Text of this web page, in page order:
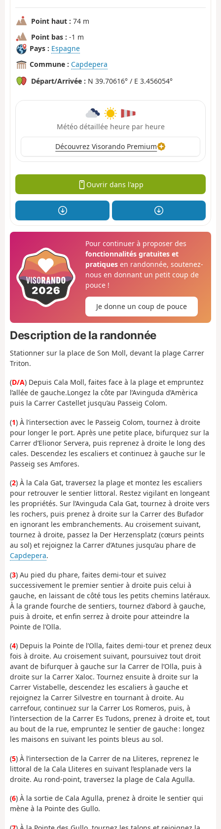
Point haut : 74 m
Point bas : -1 m
Pays : Espagne
Commune : Capdepera
Départ/Arrivée : N 39.70616° / E 3.456054°
Météo détaillée heure par heure
Découvrez Visorando Premium
Ouvrir dans l'app
Pour continuer à proposer des
fonctionnalités gratuites et
pratiquesen randonnée, soutenez-
nous en donnant un petit coup de
pouce !
Je donne un coup de pouce
Description de la randonnée
Stationner sur la place de Son Moll, devant la plage Carrer
Triton.
(D/A) Depuis Cala Moll, faites face à la plage et empruntez
l’allée de gauche.Longez la côte par l’Avinguda d’Amèrica
puis la Carrer Castellet jusqu’au Passeig Colom.
(1) À l’intersection avec le Passeig Colom, tournez à droite
pour longer le port. Après une petite place, bifurquez sur la
Carrer d’Elionor Servera, puis reprenez à droite le long des
cales. Descendez les escaliers et continuez à gauche sur le
Passeig ses Amfores.
(2) À la Cala Gat, traversez la plage et montez les escaliers
pour retrouver le sentier littoral. Restez vigilant en longeant
les propriétés. Sur l’Avinguda Cala Gat, tournez à droite vers
les rochers, puis prenez à droite sur la Carrer des Bufador
en ignorant les embranchements. Au croisement suivant,
tournez à droite, passez la Der Herzensplatz (cœurs peints
au sol) et rejoignez la Carrer d’Atunes jusqu’au phare de
Capdepera.
(3) Au pied du phare, faites demi-tour et suivez
successivement le premier sentier à droite puis celui à
gauche, en laissant de côté tous les petits chemins latéraux.
À la grande fourche de sentiers, tournez d’abord à gauche,
puis à droite, et enfin serrez à droite pour atteindre la
Pointe de l’Olla.
(4) Depuis la Pointe de l’Olla, faites demi-tour et prenez deux
fois à droite. Au croisement suivant, poursuivez tout droit
avant de bifurquer à gauche sur la Carrer de l’Olla, puis à
droite sur la Carrer Xaloc. Tournez ensuite à droite sur la
Carrer Vistabelle, descendez les escaliers à gauche et
rejoignez la Carrer Silvestre en tournant à droite. Au
carrefour, continuez sur la Carrer Los Romeros, puis, à
l’intersection de la Carrer Es Tudons, prenez à droite et, tout
au bout de la rue, empruntez le sentier de gauche : longez
les maisons en suivant les points bleus au sol.
(5) À l’intersection de la Carrer de na Lliteres, reprenez le
littoral de la Cala Lliteres en suivant l’esplanade vers la
droite. Au rond-point, traversez la plage de Cala Agulla.
(6) À la sortie de Cala Agulla, prenez à droite le sentier qui
mène à la Pointe des Gullo.